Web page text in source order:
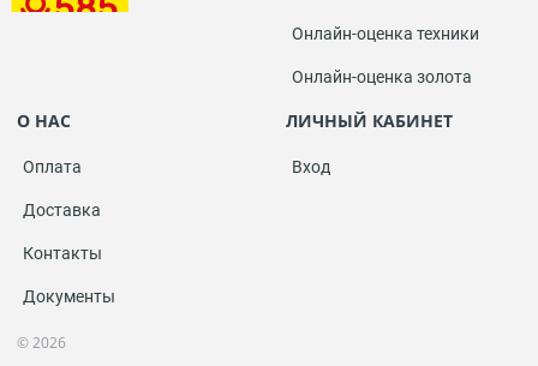
Онлайн-оценка техники
Онлайн-оценка золота
О НАС
Оплата
Доставка
Контакты
Документы
ЛИЧНЫЙ КАБИНЕТ
Вход
© 2026